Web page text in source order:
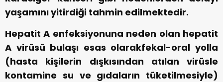
yaşamını yitirdiği tahmin edilmektedir.
Hepatit A enfeksiyonuna neden olan hepatit
A virüsü bulaşı esas olarakfekal-oral yolla
(hasta kişilerin dışkısından atılan virüsle
kontamine su ve gıdaların tüketilmesiyle)